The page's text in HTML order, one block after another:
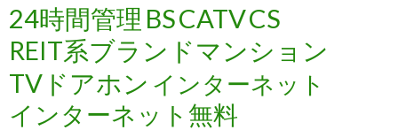
24時間管理 BSCATVCS
REIT系ブランドマンション
TVドアホン インターネット
インターネット無料